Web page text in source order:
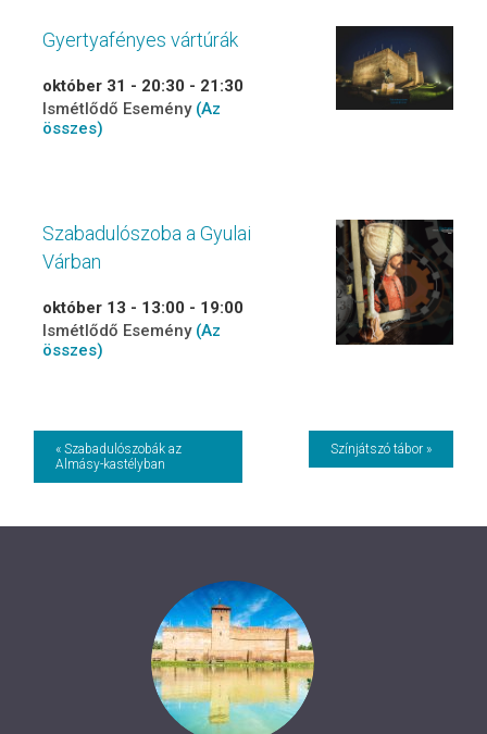
Gyertyafényes vártúrák
október 31 - 20:30 - 21:30
Ismétlődő Esemény (Az
összes)
Szabadulószoba a Gyulai
Várban
október 13 - 13:00 - 19:00
Ismétlődő Esemény (Az
összes)
Event
Navigation
« Szabadulószobák az
Almásy-kastélyban
Színjátszó tábor »